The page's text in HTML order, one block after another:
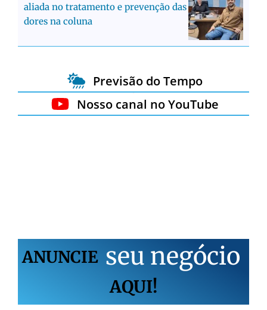
aliada no tratamento e prevenção das
dores na coluna
Previsão do Tempo
Nosso canal no YouTube
ANUNCIE seu negócio
AQUI!